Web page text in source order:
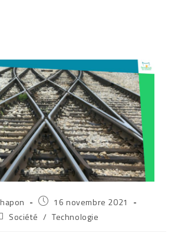
Publication
publiée :
16 novembre 2021
Société / Technologie